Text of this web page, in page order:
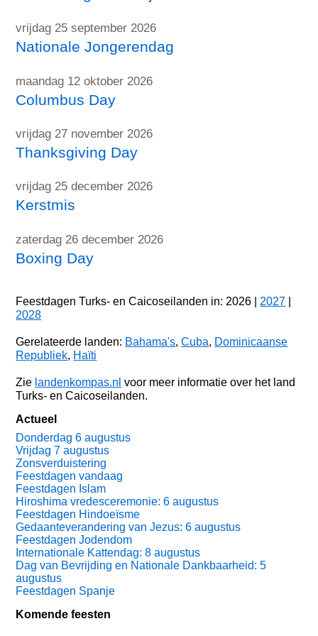
vrijdag 25 september 2026
Nationale Jongerendag
maandag 12 oktober 2026
Columbus Day
vrijdag 27 november 2026
Thanksgiving Day
vrijdag 25 december 2026
Kerstmis
zaterdag 26 december 2026
Boxing Day
Feestdagen Turks- en Caicoseilanden in: 2026 | 2027 |
2028
Gerelateerde landen: Bahama's,Cuba, Dominicaanse
Republiek, Haïti
Zie landenkompas.nl voor meer informatie over het land
Turks- en Caicoseilanden.
Actueel
Donderdag 6 augustus
Vrijdag 7 augustus
Zonsverduistering
Feestdagen vandaag
Feestdagen Islam
Hiroshima vredesceremonie: 6 augustus
Feestdagen Hindoeïsme
Gedaanteverandering van Jezus: 6 augustus
Feestdagen Jodendom
Internationale Kattendag: 8 augustus
Dag van Bevrijding en Nationale Dankbaarheid: 5
augustus
Feestdagen Spanje
Komende feesten